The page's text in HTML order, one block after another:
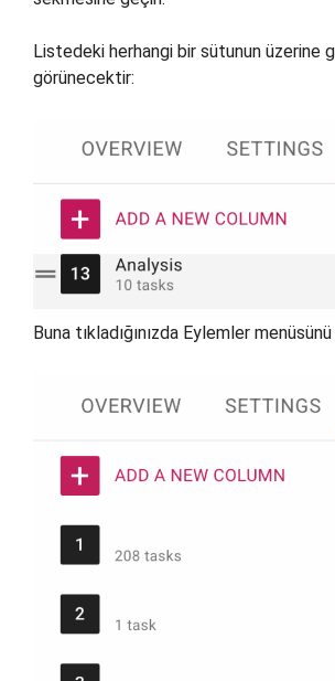
Listedeki herhangi bir sütunun üzerine
görünecektir:
Buna tıkladığınızda Eylemler